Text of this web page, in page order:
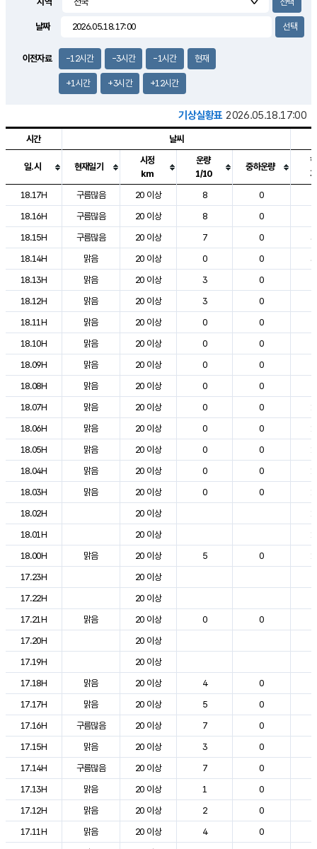
2.7m/s
날짜
이전자료 -12시간 -3시간 -1시간 현재
+1시간 +3시간 +12시간
기상실황표 2026.05.18.17:00
도시별 기상실황표로 지점, 날씨, 기온, 강수, 바람, 기압등을 안내한 표입
시간 날씨
일.시 현재일기
시정
km
운량
1/10
중하운량
18.17H
구름많음 20 이상 8 0
18.16H
구름많음 20 이상 8 0
18.15H
구름많음 20 이상 7 0
18.14H
맑음 20 이상 0 0
18.13H
맑음 20 이상 3 0
18.12H
맑음 20 이상 3 0
18.11H
맑음 20 이상 0 0
18.10H
맑음 20 이상 0 0
18.09H
맑음 20 이상 0 0
18.08H
맑음 20 이상 0 0
18.07H
맑음 20 이상 0 0
18.06H
맑음 20 이상 0 0
18.05H
맑음 20 이상 0 0
18.04H
맑음 20 이상 0 0
18.03H
맑음 20 이상 0 0
18.02H
20 이상
18.01H
20 이상
18.00H
맑음 20 이상 5 0
17.23H
20 이상
17.22H
20 이상
17.21H
맑음 20 이상 0 0
17.20H
20 이상
17.19H
20 이상
17.18H
맑음 20 이상 4 0
17.17H
맑음 20 이상 5 0
17.16H
구름많음 20 이상 7 0
17.15H
맑음 20 이상 3 0
17.14H
구름많음 20 이상 7 0
17.13H
맑음 20 이상 1 0
17.12H
맑음 20 이상 2 0
17.11H
맑음 20 이상 4 0